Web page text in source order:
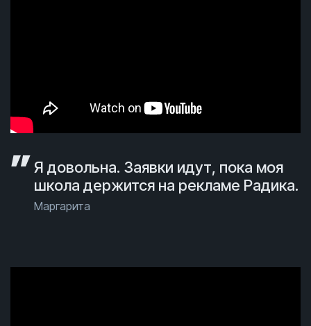
Я довольна. Заявки идут, пока моя
школа держится на рекламе Радика.
Маргарита